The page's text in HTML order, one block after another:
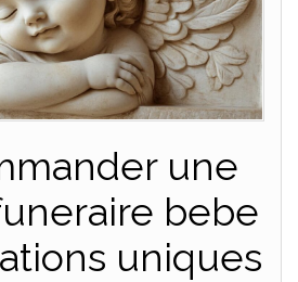
une
bebe
uniques